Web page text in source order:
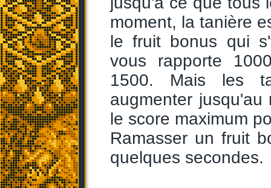
moment, la tanière
le fruit bonus qui
vous rapporte
1500. Mais les
augmenter
le score maximum
Ramasser un fruit
quelques secondes.